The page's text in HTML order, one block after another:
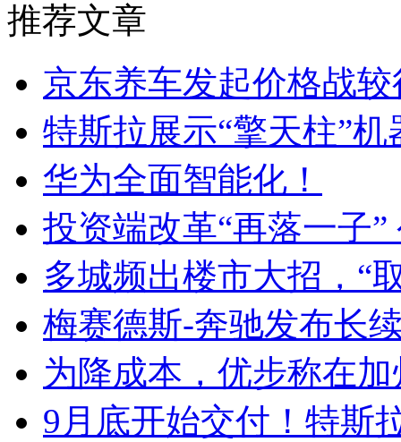
推荐文章
京东养车发起价格战
特斯拉展示“擎天柱”
华为全面智能化！
投资端改革“再落一子
多城频出楼市大招，“
梅赛德斯-奔驰发布长
为降成本，优步称在
9月底开始交付！特斯